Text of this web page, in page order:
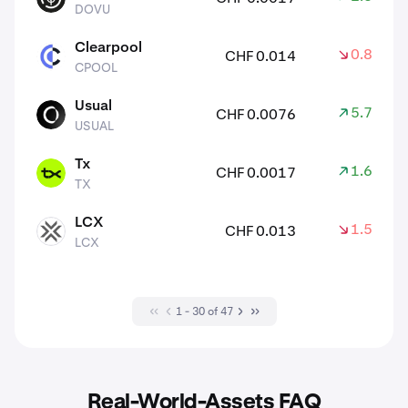
DOVU
CPOOL Clearpool
CPOOL
CHF 0.014 0.80%
USUAL Usual
USUAL
CHF 0.0076 5.70%
TX Tx
TX
CHF 0.0017 1.60%
LCX LCX
LCX
CHF 0.013 1.50%
1 - 30 of 47
Real-World-Assets FAQ